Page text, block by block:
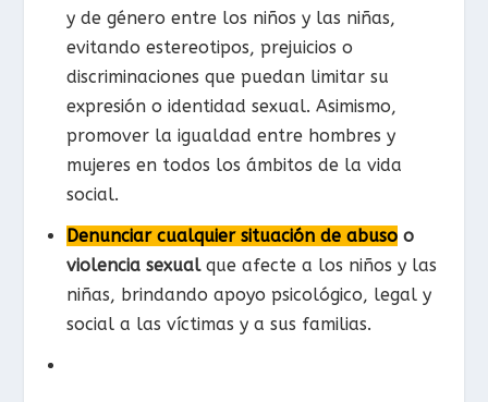
y de género entre los niños y las niñas,
evitando estereotipos, prejuicios o
discriminaciones que puedan limitar su
expresión o identidad sexual. Asimismo,
promover la igualdad entre hombres y
mujeres en todos los ámbitos de la vida
social.
Denunciar cualquier situación de abusoo
violencia sexualque afecte a los niños y las
niñas, brindando apoyo psicológico, legal y
social a las víctimas y a sus familias.